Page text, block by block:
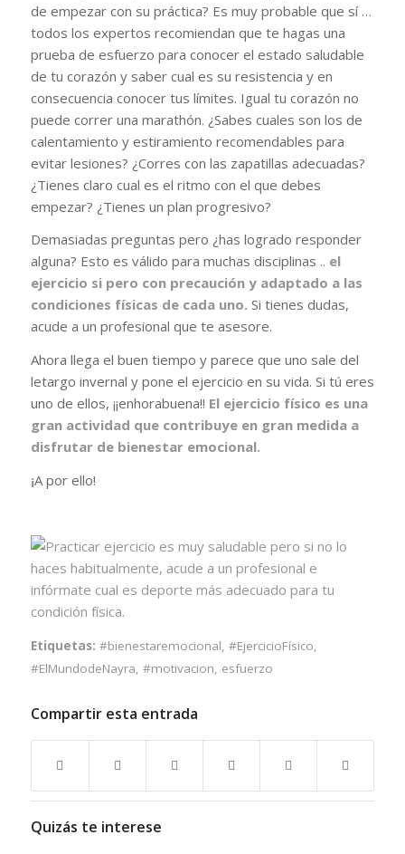
de empezar con su práctica? Es muy probable que sí …
todos los expertos recomiendan que te hagas una
prueba de esfuerzo para conocer el estado saludable
de tu corazón y saber cual es su resistencia y en
consecuencia conocer tus límites. Igual tu corazón no
puede correr una marathón. ¿Sabes cuales son los de
calentamiento y estiramiento recomendables para
evitar lesiones? ¿Corres con las zapatillas adecuadas?
¿Tienes claro cual es el ritmo con el que debes
empezar? ¿Tienes un plan progresivo?
Demasiadas preguntas pero ¿has logrado responder
alguna? Esto es válido para muchas disciplinas .. el
ejercicio si pero con precaución y adaptado a las
condiciones físicas de cada uno. Si tienes dudas,
acude a un profesional que te asesore.
Ahora llega el buen tiempo y parece que uno sale del
letargo invernal y pone el ejercicio en su vida. Si tú eres
uno de ellos, ¡¡enhorabuena!! El ejercicio físico es una
gran actividad que contribuye en gran medida a
disfrutar de bienestar emocional.
¡A por ello!
Etiquetas: #bienestaremocional, #EjercicioFísico,
#ElMundodeNayra, #motivacion, esfuerzo
Compartir esta entrada
Quizás te interese